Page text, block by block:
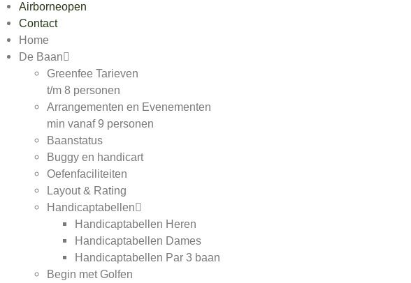
Airborneopen
Contact
Home
De Baan
Greenfee Tarieven
t/m 8 personen
Arrangementen en Evenementen
min vanaf 9 personen
Baanstatus
Buggy en handicart
Oefenfaciliteiten
Layout & Rating
Handicaptabellen
Handicaptabellen Heren
Handicaptabellen Dames
Handicaptabellen Par 3 baan
Begin met Golfen